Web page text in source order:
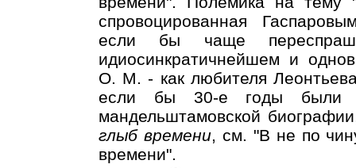
спровоцированная
если бы чаще
идиосинкратичнейшем и
О. М. - как любителя
если бы 30-е годы были
мандельштамовской
глыб времени, см. "В не по
времени".